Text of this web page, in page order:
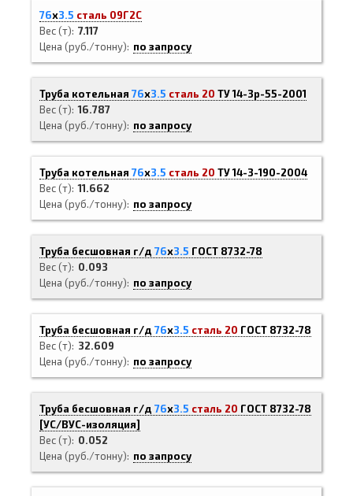
76х3.5 сталь 09Г2С
Вес (т) 7.117
Цена (руб./тонну)
по запросу
Труба котельная 76х3.5 сталь 20 ТУ 14-3р-55-2001
Вес (т) 16.787
Цена (руб./тонну)
по запросу
Труба котельная 76х3.5 сталь 20 ТУ 14-3-190-2004
Вес (т) 11.662
Цена (руб./тонну)
по запросу
Труба бесшовная г/д 76х3.5 ГОСТ 8732-78
Вес (т)
0.093
Цена (руб./тонну)
по запросу
Труба бесшовная г/д 76х3.5 сталь 20 ГОСТ 8732-78
Вес (т)
32.609
Цена (руб./тонну)
по запросу
Труба бесшовная г/д 76х3.5 сталь 20 ГОСТ 8732-78
[УС/ВУС-изоляция]
Вес (т)
0.052
Цена (руб./тонну)
по запросу